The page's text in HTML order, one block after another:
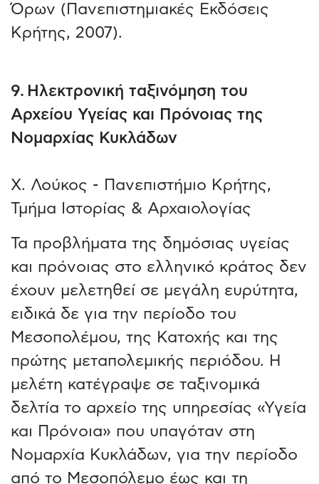
Όρων (Πανεπιστημιακές Εκδόσεις
Κρήτης, 2007).
9. Ηλεκτρονική ταξινόμηση του
Αρχείου Υγείας και Πρόνοιας της
Νομαρχίας Κυκλάδων
Χ. Λούκος - Πανεπιστήμιο Κρήτης,
Τμήμα Ιστορίας & Αρχαιολογίας
Τα προβλήματα της δημόσιας υγείας
και πρόνοιας στο ελληνικό κράτος δεν
έχουν μελετηθεί σε μεγάλη ευρύτητα,
ειδικά δε για την περίοδο του
Μεσοπολέμου, της Κατοχής και της
πρώτης μεταπολεμικής περιόδου. Η
μελέτη κατέγραψε σε ταξινομικά
δελτία το αρχείο της υπηρεσίας «Υγεία
και Πρόνοια» που υπαγόταν στη
Νομαρχία Κυκλάδων, για την περίοδο
από το Μεσοπόλεμο έως και τη